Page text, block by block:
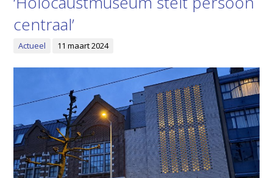
centraal’
Actueel 11 maart 2024